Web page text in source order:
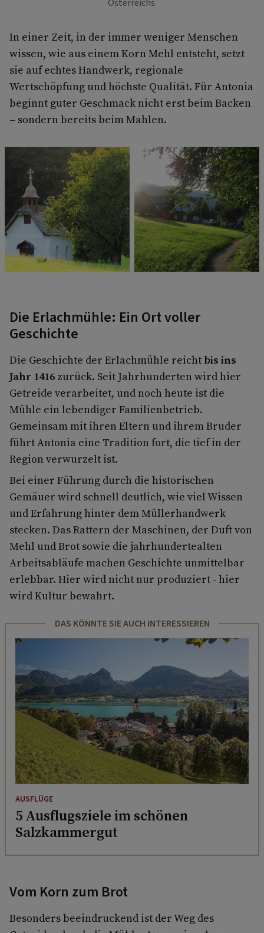
Österreichs.
In einer Zeit, in der immer weniger Menschen
wissen, wie aus einem Korn Mehl entsteht, setzt
sie auf echtes Handwerk, regionale
Wertschöpfung und höchste Qualität. Für Antonia
beginnt guter Geschmack nicht erst beim Backen
– sondern bereits beim Mahlen.
Die Erlachmühle: Ein Ort voller
Geschichte
Die Geschichte der Erlachmühle reicht bis ins
Jahr 1416 zurück. Seit Jahrhunderten wird hier
Getreide verarbeitet, und noch heute ist die
Mühle ein lebendiger Familienbetrieb.
Gemeinsam mit ihren Eltern und ihrem Bruder
führt Antonia eine Tradition fort, die tief in der
Region verwurzelt ist.
Bei einer Führung durch die historischen
Gemäuer wird schnell deutlich, wie viel Wissen
und Erfahrung hinter dem Müllerhandwerk
stecken. Das Rattern der Maschinen, der Duft von
Mehl und Brot sowie die jahrhundertealten
Arbeitsabläufe machen Geschichte unmittelbar
erlebbar. Hier wird nicht nur produziert - hier
wird Kultur bewahrt.
DAS KÖNNTE SIE AUCH INTERESSIEREN
AUSFLÜGE
5 Ausflugsziele im schönen
Salzkammergut
Vom Korn zum Brot
Besonders beeindruckend ist der Weg des